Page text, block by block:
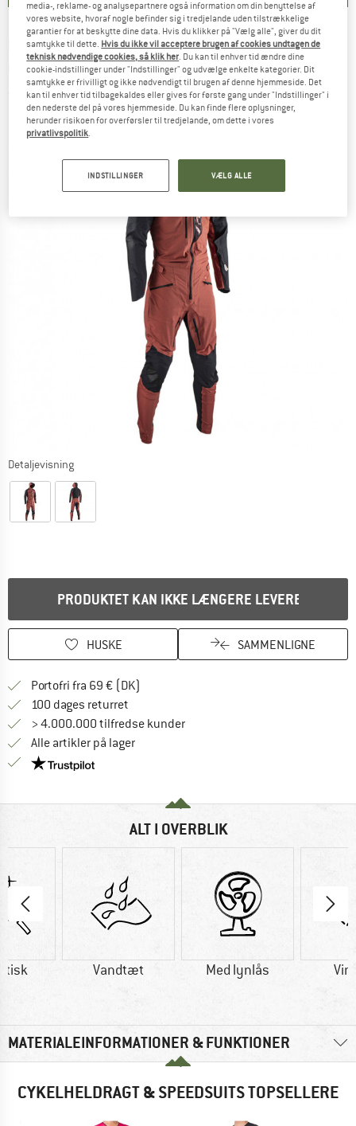
LEATT - MTB HydraDri 3.0 Mono Suit -
Cykelheldragt
(0)
Detaljevisning
PRODUKTET KAN IKKE LÆNGERE LEVERES
HUSKE SAMMENLIGNE
Portofri fra 69 € (DK)
100 dages returret
> 4.000.000 tilfredse kunder
Alle artikler på lager
Vi er Trustpilot-certificeret - oplysningerne får du
ALT I OVERBLIK
Vandtæt Med lynlås
MATERIALEINFORMATIONER & FUNKTIONER
CYKELHELDRAGT & SPEEDSUITS TOPSELLERE
media-, reklame- og analysepartnere også information om din benyttelse af
vores website, hvoraf nogle befinder sig i tredjelande uden tilstrækkelige
garantier for at beskytte dine data. Hvis du klikker på "Vælg alle", giver du dit
samtykke til dette. Hvis du ikke vil acceptere brugen af cookies undtagen de
teknisk nødvendige cookies, så klik her. Du kan til enhver tid ændre dine
cookie-indstillinger under "Indstillinger" og udvælge enkelte kategorier. Dit
samtykke er frivilligt og ikke nødvendigt til brugen af denne hjemmeside. Det
kan til enhver tid tilbagekaldes eller gives for første gang under "Indstillinger" i
den nederste del på vores hjemmeside. Du kan finde flere oplysninger,
herunder risikoen for overførsler til tredjelande, om dette i vores
privatlivspolitik.
INDSTILLINGER VÆLG ALLE